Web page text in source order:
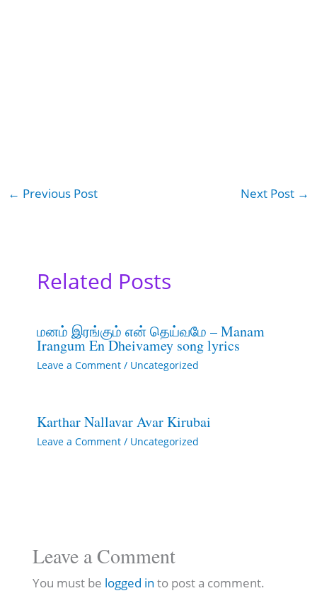
← Previous Post Next Post →
Related Posts
மனம் இரங்கும் என் தெய்வமே – Manam
Irangum En Dheivamey song lyrics
Leave a Comment / Uncategorized
Karthar Nallavar Avar Kirubai
Leave a Comment / Uncategorized
Leave a Comment
You must be logged in to post a comment.